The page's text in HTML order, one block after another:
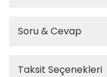
Soru & Cevap
Taksit Seçenekleri